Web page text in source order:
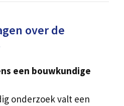
over de
een bouwkundige
onderzoek valt een